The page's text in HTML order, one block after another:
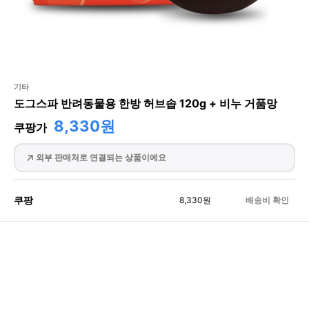
기타
도그스파 반려동물용 한방 허브솝 120g + 비누 거품망
쿠팡가 8,330원
외부 판매처로 연결되는 상품이에요
쿠팡 8,330원 배송비 확인